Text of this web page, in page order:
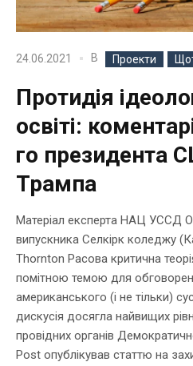
24.06.2021 В Проекти
Протидія
освіті:
го президента
Трампа
Матеріал експерта НАЦ УССД
випускника Селкірк коледжу
Thornton Расова критична
помітною темою для
американського (і не тільки)
дискусія досягла найвищих
провідних органів
Post опублікував статтю на